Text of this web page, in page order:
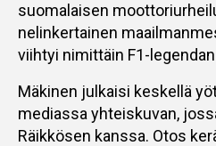
suomalaisen
nelinkertainen
viihtyi nimittäin F1-
Mäkinen julkaisi keskellä
mediassa yhteiskuvan,
Räikkösen kanssa. Otos